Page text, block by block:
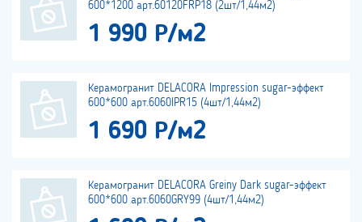
600*1200 арт.60120FRP18 (2шт/1,44м2)
1 990 Р/м2
Керамогранит DELACORA Impression sugar-эффект
600*600 арт.6060IPR15 (4шт/1,44м2)
1 690 Р/м2
Керамогранит DELACORA Greiny Dark sugar-эффект
600*600 арт.6060GRY99 (4шт/1,44м2)